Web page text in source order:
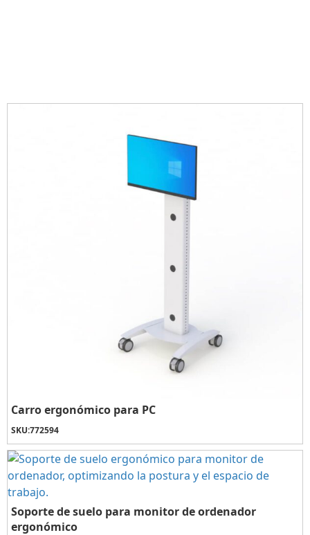
Carro ergonómico para PC
SKU:772594
Soporte de suelo para monitor de ordenador
ergonómico